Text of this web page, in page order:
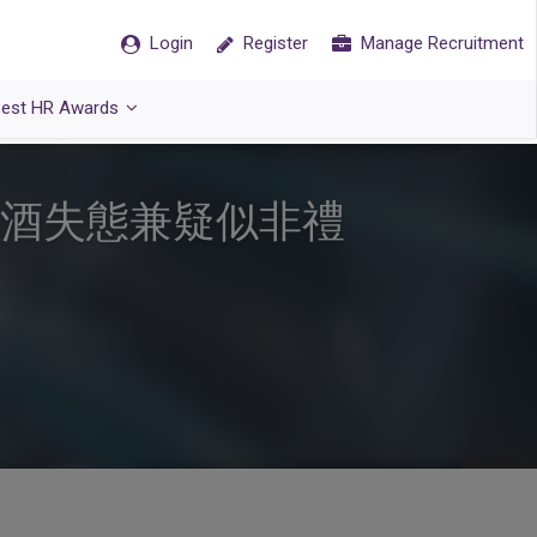
Login Register Manage Recruitment
HR Awards
失態兼疑似非禮